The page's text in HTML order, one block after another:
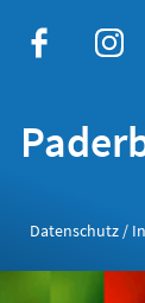
Datenschutz /